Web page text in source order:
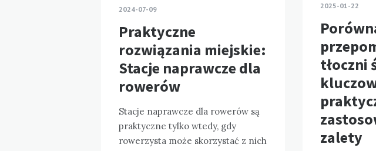
2025-01-22
tłoczni
zalety
2024-07-09
Praktyczne
rozwiązania miejskie:
Stacje naprawcze dla
rowerów
Stacje naprawcze dla rowerów są
praktyczne tylko wtedy, gdy
rowerzysta może skorzystać z nich